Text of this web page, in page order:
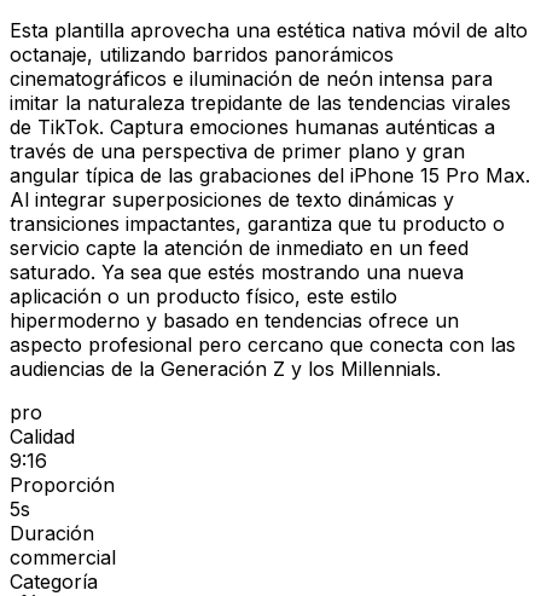
Esta plantilla aprovecha una estética nativa móvil de alto
octanaje, utilizando barridos panorámicos
cinematográficos e iluminación de neón intensa para
imitar la naturaleza trepidante de las tendencias virales
de TikTok. Captura emociones humanas auténticas a
través de una perspectiva de primer plano y gran
angular típica de las grabaciones del iPhone 15 Pro Max.
Al integrar superposiciones de texto dinámicas y
transiciones impactantes, garantiza que tu producto o
servicio capte la atención de inmediato en un feed
saturado. Ya sea que estés mostrando una nueva
aplicación o un producto físico, este estilo
hipermoderno y basado en tendencias ofrece un
aspecto profesional pero cercano que conecta con las
audiencias de la Generación Z y los Millennials.
pro
Calidad
9:16
Proporción
5s
Duración
commercial
Categoría